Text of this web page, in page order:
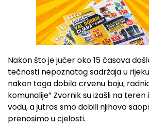
Nakon što je jučer oko 15 časova
tečnosti nepoznatog sadržaja u
nakon toga dobila crvenu boju,
komunalije” Zvornik su izašli na teren
vodu, a jutros smo dobili njihovo
prenosimo u cjelosti.